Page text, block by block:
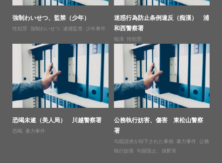
強制わいせつ、監禁（少年）
性犯罪 強制わいせつ 逮捕監禁 少年事件
迷惑行為防止条例違反（痴漢） 浦
和西警察署
痴漢 性犯罪
恐喝未遂（美人局） 川越警察署
恐喝 暴力事件
公務執行妨害、傷害 東松山警察
署
勾留請求が却下された事例 暴力事件
公務
執行妨害
勾留阻止、保釈等